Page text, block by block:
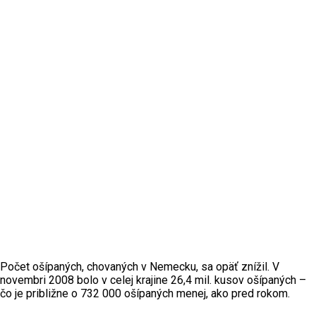
Počet ošípaných, chovaných v Nemecku, sa opäť znížil. V
novembri 2008 bolo v celej krajine 26,4 mil. kusov ošípaných –
čo je približne o 732 000 ošípaných menej, ako pred rokom.